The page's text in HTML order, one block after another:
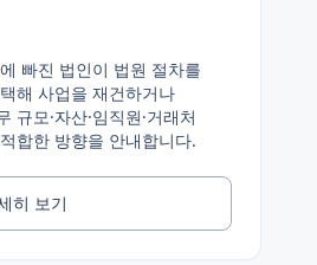
빠진 법인이 법원 절차를
해 사업을 재건하거나
규모·자산·임직원·거래처
합한 방향을 안내합니다.
히 보기